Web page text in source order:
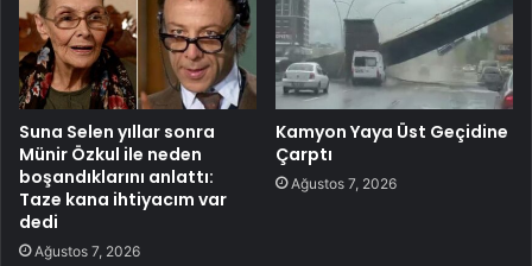
Suna Selen yıllar sonra
Münir Özkul ile neden
boşandıklarını anlattı:
Taze kana ihtiyacım var
dedi
Ağustos 7, 2026
Kamyon Yaya Üst Geçidine
Çarptı
Ağustos 7, 2026